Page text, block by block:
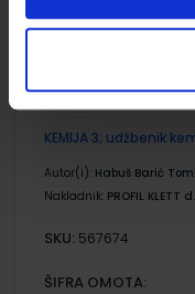
ŠIFRA OMOTA:
KEMIJA 3; udžbenik
Autor(i): Habuš Barić
Nakladnik: PROFIL KLETT
SKU: 567674
ŠIFRA OMOTA: